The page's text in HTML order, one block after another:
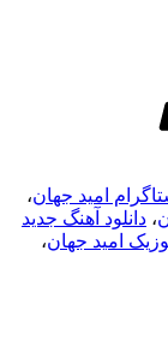
امید جهان،
، دانلود آهنگ جدید
امید جهان،